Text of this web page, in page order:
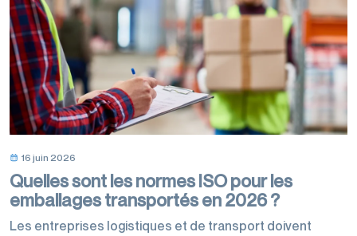
l’emballage, quelles…
16 juin 2026
Quelles sont les normes ISO pour les
emballages transportés en 2026 ?
Les entreprises logistiques et de transport doivent